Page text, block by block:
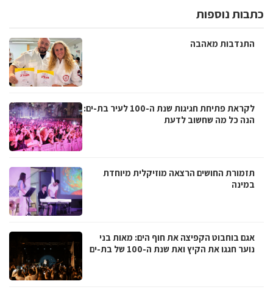
כתבות נוספות
התנדבות מאהבה
לקראת פתיחת חגיגות שנת ה-100 לעיר בת-ים:
הנה כל מה שחשוב לדעת
תזמורת החושים הרצאה מוזיקלית מיוחדת
במינה
אגם בוחבוט הקפיצה את חוף הים: מאות בני
נוער חגגו את הקיץ ואת שנת ה-100 של בת-ים